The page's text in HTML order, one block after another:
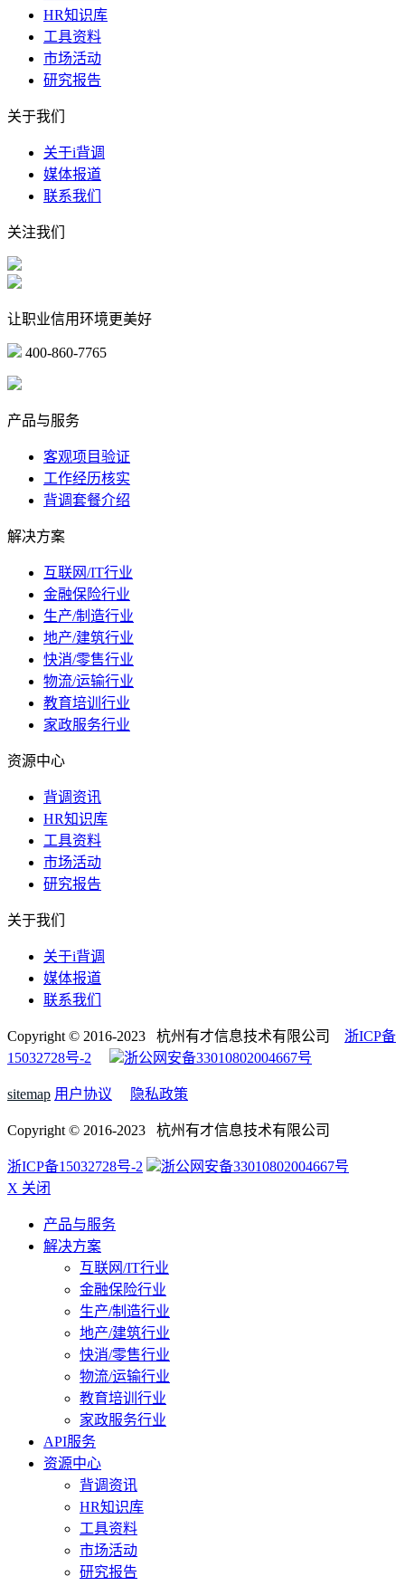
HR知识库
工具资料
市场活动
研究报告
关于我们
关于i背调
媒体报道
联系我们
关注我们
让职业信用环境更美好
400-860-7765
产品与服务
客观项目验证
工作经历核实
背调套餐介绍
解决方案
互联网/IT行业
金融保险行业
生产/制造行业
地产/建筑行业
快消/零售行业
物流/运输行业
教育培训行业
家政服务行业
资源中心
背调资讯
HR知识库
工具资料
市场活动
研究报告
关于我们
关于i背调
媒体报道
联系我们
Copyright © 2016-2023 杭州有才信息技术有限公司 浙ICP备
15032728号-2
浙公网安备33010802004667号
sitemap 用户协议 隐私政策
Copyright © 2016-2023 杭州有才信息技术有限公司
浙ICP备15032728号-2
浙公网安备33010802004667号
X 关闭
产品与服务
解决方案
互联网/IT行业
金融保险行业
生产/制造行业
地产/建筑行业
快消/零售行业
物流/运输行业
教育培训行业
家政服务行业
API服务
资源中心
背调资讯
HR知识库
工具资料
市场活动
研究报告